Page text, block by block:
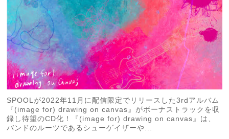
SPOOLが2022年11月に配信限定でリリースした3rdアルバム
『(image for) drawing on canvas』がボーナストラックを収
録し待望のCD化！『(image for) drawing on canvas』は、
バンドのルーツであるシューゲイザーや...